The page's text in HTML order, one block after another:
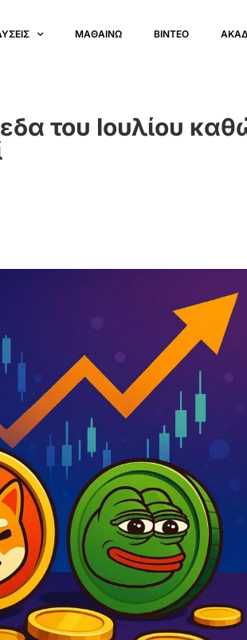
ΜΑΘΑΙΝΩ ΒΙΝΤΕΟ
του Ιουλίου